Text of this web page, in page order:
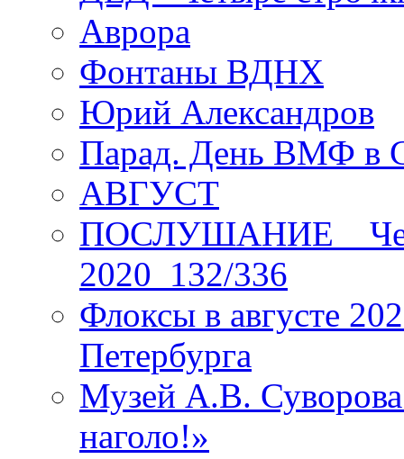
Аврора
Фонтаны ВДНХ
Юрий Александров
Парад. День ВМФ в
АВГУСТ
ПОСЛУШАНИЕ _
2020_132/336
Флоксы в августе
Петербурга
Музей А.В.
наголо!»